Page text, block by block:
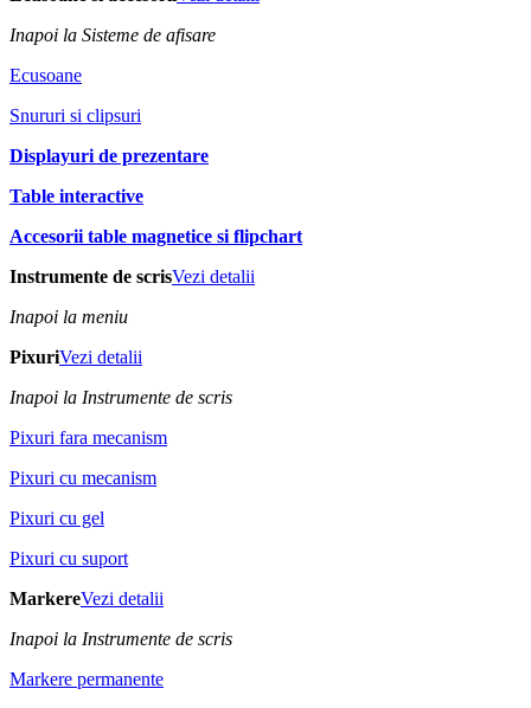
Inapoi la Sisteme de afisare
Ecusoane
Snururi si clipsuri
Displayuri de prezentare
Table interactive
Accesorii table magnetice si flipchart
Instrumente de scrisVezi detalii
Inapoi la meniu
PixuriVezi detalii
Inapoi la Instrumente de scris
Pixuri fara mecanism
Pixuri cu mecanism
Pixuri cu gel
Pixuri cu suport
MarkereVezi detalii
Inapoi la Instrumente de scris
Markere permanente